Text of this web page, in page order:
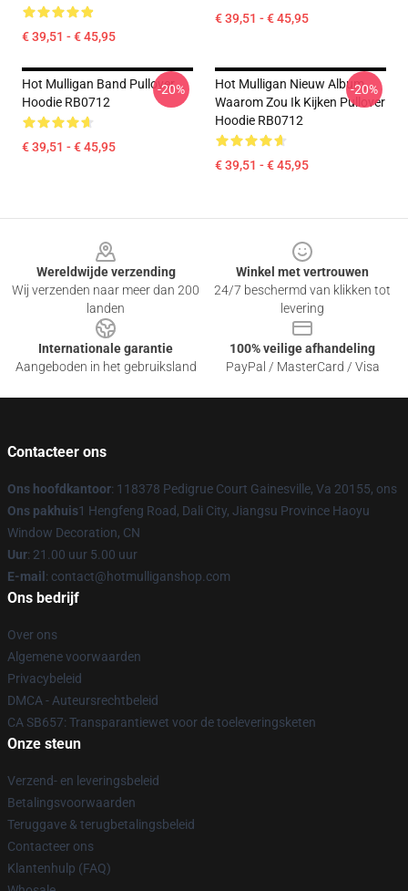
€ 39,51 - € 45,95
€ 39,51 - € 45,95
Hot Mulligan Band Pullover
Hoodie RB0712
€ 39,51 - € 45,95
-20%
Hot Mulligan Nieuw Album,
Waarom Zou Ik Kijken Pullover
Hoodie RB0712
€ 39,51 - € 45,95
-20%
Wereldwijde verzending
Wij verzenden naar meer dan 200
landen
Winkel met vertrouwen
24/7 beschermd van klikken tot
levering
Internationale garantie
Aangeboden in het gebruiksland
100% veilige afhandeling
PayPal / MasterCard / Visa
Contacteer ons
Ons hoofdkantoor: 118378 Pedigrue Court Gainesville, Va 20155, ons
Ons pakhuis1 Hengfeng Road, Dali City, Jiangsu Province Haoyu
Window Decoration, CN
Uur: 21.00 uur 5.00 uur
E-mail : contact@hotmulliganshop.com
Ons bedrijf
Over ons
Algemene voorwaarden
Privacybeleid
DMCA - Auteursrechtbeleid
CA SB657: Transparantiewet voor de toeleveringsketen
Onze steun
Verzend- en leveringsbeleid
Betalingsvoorwaarden
Teruggave & terugbetalingsbeleid
Contacteer ons
Klantenhulp (FAQ)